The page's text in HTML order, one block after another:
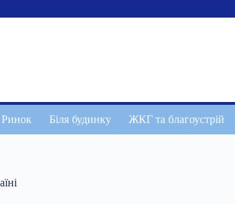
Ринок Біля будинку ЖКГ та благоустрій